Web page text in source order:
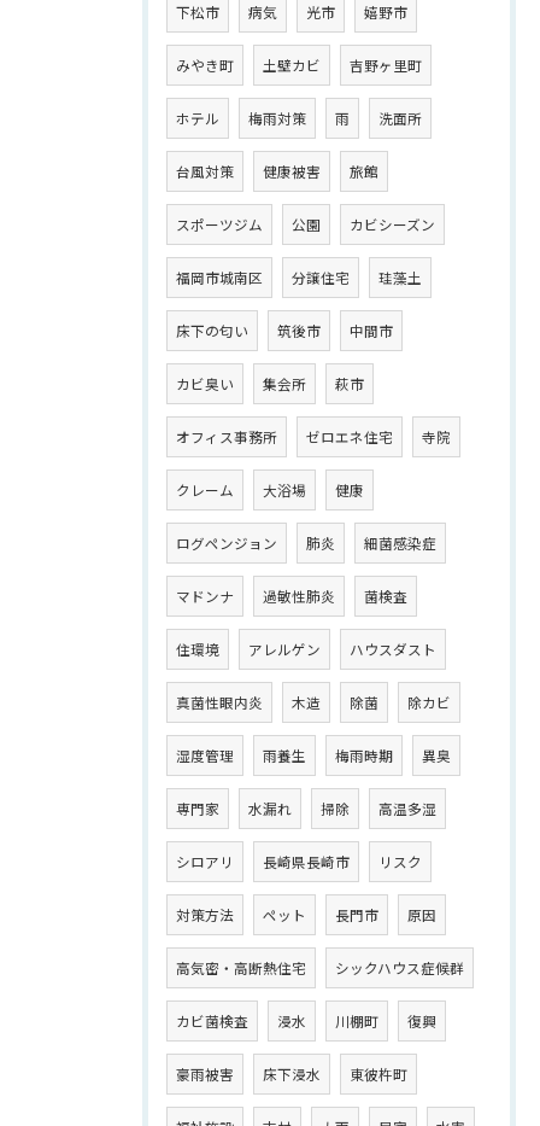
下松市 病気 光市 嬉野市
みやき町 土壁カビ 吉野ヶ里町
ホテル 梅雨対策 雨 洗面所
台風対策 健康被害 旅館
スポーツジム 公園 カビシーズン
福岡市城南区 分譲住宅 珪藻土
床下の匂い 筑後市 中間市
カビ臭い 集会所 萩市
オフィス事務所 ゼロエネ住宅 寺院
クレーム 大浴場 健康
ログペンジョン 肺炎 細菌感染症
マドンナ 過敏性肺炎 菌検査
住環境 アレルゲン ハウスダスト
真菌性眼内炎 木造 除菌 除カビ
湿度管理 雨養生 梅雨時期 異臭
専門家 水漏れ 掃除 高温多湿
シロアリ 長崎県長崎市 リスク
対策方法 ペット 長門市 原因
高気密・高断熱住宅 シックハウス症候群
カビ菌検査 浸水 川棚町 復興
豪雨被害 床下浸水 東彼杵町